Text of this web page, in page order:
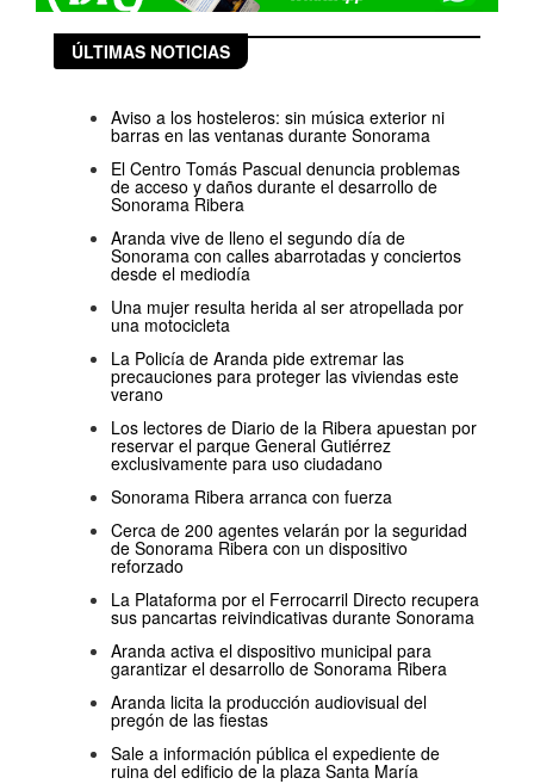
ÚLTIMAS NOTICIAS
Aviso a los hosteleros: sin música exterior ni
barras en las ventanas durante Sonorama
El Centro Tomás Pascual denuncia problemas
de acceso y daños durante el desarrollo de
Sonorama Ribera
Aranda vive de lleno el segundo día de
Sonorama con calles abarrotadas y conciertos
desde el mediodía
Una mujer resulta herida al ser atropellada por
una motocicleta
La Policía de Aranda pide extremar las
precauciones para proteger las viviendas este
verano
Los lectores de Diario de la Ribera apuestan por
reservar el parque General Gutiérrez
exclusivamente para uso ciudadano
Sonorama Ribera arranca con fuerza
Cerca de 200 agentes velarán por la seguridad
de Sonorama Ribera con un dispositivo
reforzado
La Plataforma por el Ferrocarril Directo recupera
sus pancartas reivindicativas durante Sonorama
Aranda activa el dispositivo municipal para
garantizar el desarrollo de Sonorama Ribera
Aranda licita la producción audiovisual del
pregón de las fiestas
Sale a información pública el expediente de
ruina del edificio de la plaza Santa María